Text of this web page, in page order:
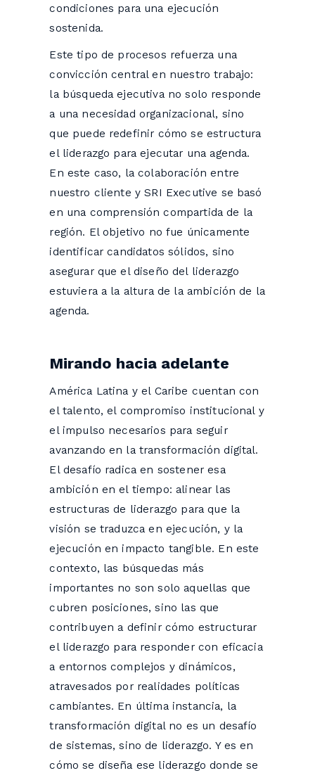
condiciones para una ejecución
sostenida.
Este tipo de procesos refuerza una
convicción central en nuestro trabajo:
la búsqueda ejecutiva no solo responde
a una necesidad organizacional, sino
que puede redefinir cómo se estructura
el liderazgo para ejecutar una agenda.
En este caso, la colaboración entre
nuestro cliente y SRI Executive se basó
en una comprensión compartida de la
región. El objetivo no fue únicamente
identificar candidatos sólidos, sino
asegurar que el diseño del liderazgo
estuviera a la altura de la ambición de la
agenda.
Mirando hacia adelante
América Latina y el Caribe cuentan con
el talento, el compromiso institucional y
el impulso necesarios para seguir
avanzando en la transformación digital.
El desafío radica en sostener esa
ambición en el tiempo: alinear las
estructuras de liderazgo para que la
visión se traduzca en ejecución, y la
ejecución en impacto tangible. En este
contexto, las búsquedas más
importantes no son solo aquellas que
cubren posiciones, sino las que
contribuyen a definir cómo estructurar
el liderazgo para responder con eficacia
a entornos complejos y dinámicos,
atravesados por realidades políticas
cambiantes. En última instancia, la
transformación digital no es un desafío
de sistemas, sino de liderazgo. Y es en
cómo se diseña ese liderazgo donde se